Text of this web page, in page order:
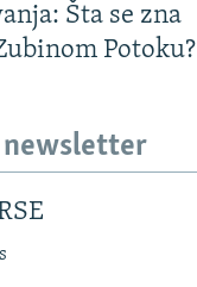
Šta se zna
Potoku?
newsletter